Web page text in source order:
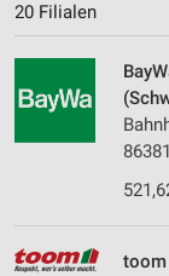
20 Filialen
toom